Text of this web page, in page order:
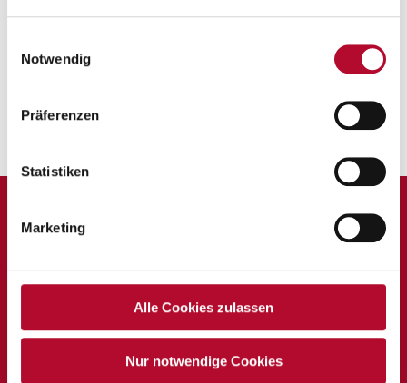
Notwendig
Präferenzen
Statistiken
Marketing
Alle Cookies zulassen
Nur notwendige Cookies
des Vereins für Franziskanische Bildung
pforte-brucknerschule@eduhi.at